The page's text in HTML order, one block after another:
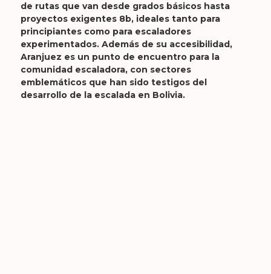
de rutas que van desde grados básicos hasta
proyectos exigentes 8b, ideales tanto para
principiantes como para escaladores
experimentados. Además de su accesibilidad,
Aranjuez es un punto de encuentro para la
comunidad escaladora, con sectores
emblemáticos que han sido testigos del
desarrollo de la escalada en Bolivia.